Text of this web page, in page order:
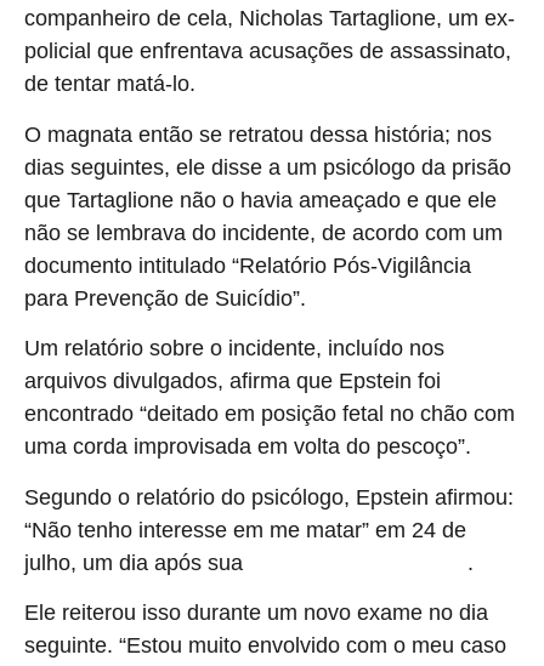
companheiro de cela, Nicholas Tartaglione, um ex-
policial que enfrentava acusações de assassinato,
de tentar matá-lo.
O magnata então se retratou dessa história; nos
dias seguintes, ele disse a um psicólogo da prisão
que Tartaglione não o havia ameaçado e que ele
não se lembrava do incidente, de acordo com um
documento intitulado “Relatório Pós-Vigilância
para Prevenção de Suicídio”.
Um relatório sobre o incidente, incluído nos
arquivos divulgados, afirma que Epstein foi
encontrado “deitado em posição fetal no chão com
uma corda improvisada em volta do pescoço”.
Segundo o relatório do psicólogo, Epstein afirmou:
“Não tenho interesse em me matar” em 24 de
julho, um dia após sua
.
Ele reiterou isso durante um novo exame no dia
seguinte. “Estou muito envolvido com o meu caso